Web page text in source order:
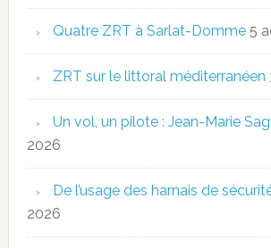
Quatre ZRT à Sarlat-Domme 5
ZRT sur le littoral méditerranéen
Un vol, un pilote : Jean-Marie
2026
De l’usage des harnais de
2026